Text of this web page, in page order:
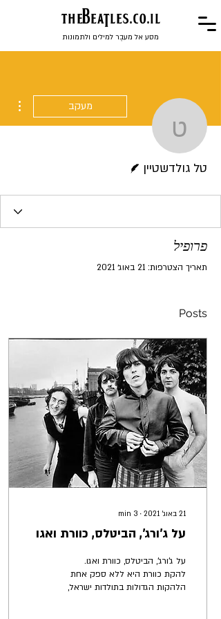
theBeaTles.co.il
מסע אל מעבֶר למילים ולתמונות
טל גולדשטיין
מעקב
טל גולדשטיין
פרופיל
תאריך הצטרפות: 21 באוג׳ 2021
Posts
21 באוג׳ 2021 ∙
3
min
על ג'ורג', הביטלס, כוורת ואגו
על ג'ורג', הביטלס, כוורת ואגו.
להקת כוורת היא ללא ספק אחת
הלהקות הגדולות בתולדות ישראל,